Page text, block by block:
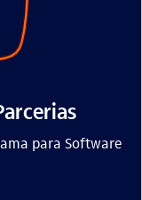
para Software